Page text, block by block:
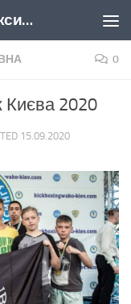
Національна федерація кікбоксингу України
0
2020
15.09.2020